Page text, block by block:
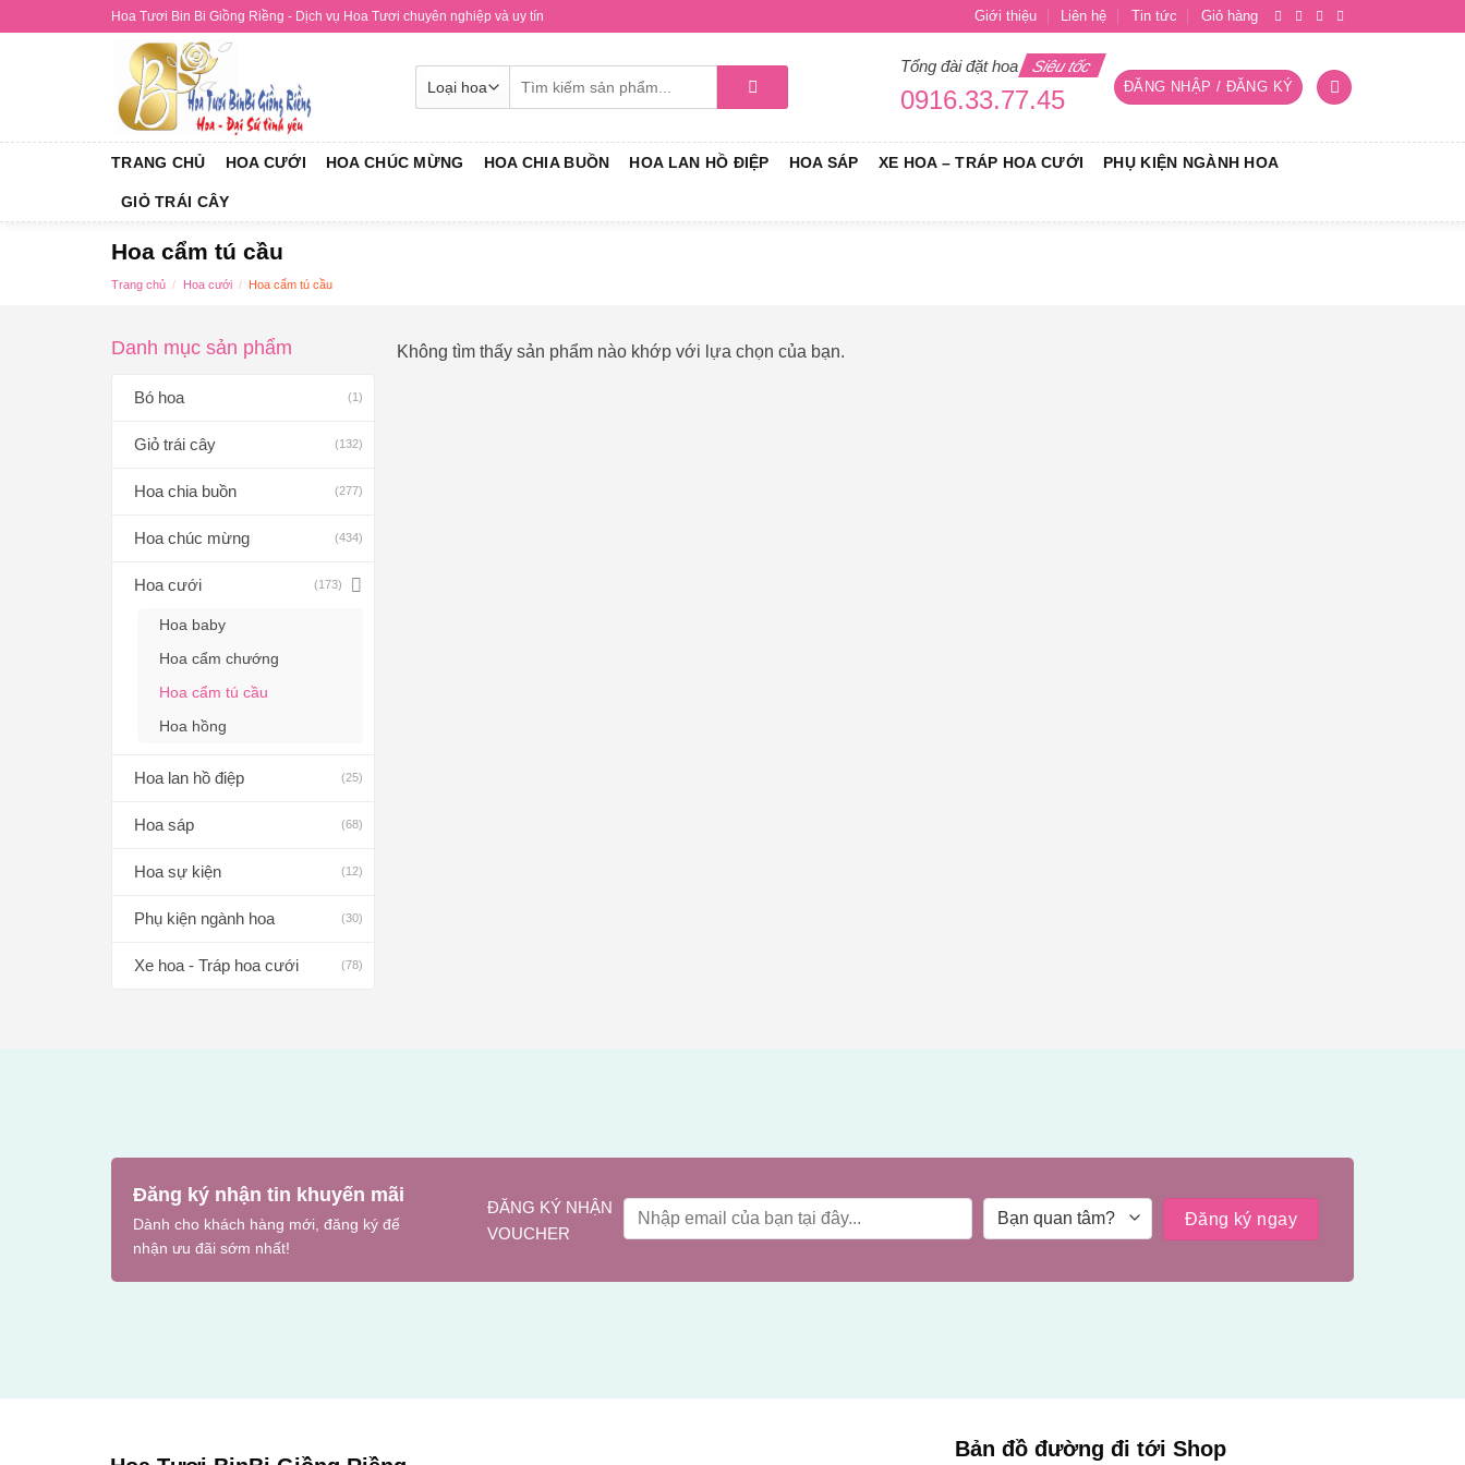
Hoa Tươi Bin Bi Giồng Riềng - Dịch vụ Hoa Tươi chuyên nghiệp và uy tín Giới thiệu Liên hệ Tin tức Giỏ hàng
kiếm:
Tổng đài đặt hoa Siêu tốc
0916.33.77.45 ĐĂNG NHẬP / ĐĂNG KÝ
TRANG CHỦ HOA CƯỚI HOA CHÚC MỪNG HOA CHIA BUỒN HOA LAN HỒ ĐIỆP HOA SÁP XE HOA – TRÁP HOA CƯỚI PHỤ KIỆN NGÀNH HOA
GIỎ TRÁI CÂY
Hoa cẩm tú cầu
Trang chủ / Hoa cưới / Hoa cẩm tú cầu
Danh mục sản phẩm
Bó hoa (1)
Giỏ trái cây (132)
Hoa chia buồn (277)
Hoa chúc mừng (434)
Hoa cưới (173)
Hoa baby
Hoa cẩm chướng
Hoa cẩm tú cầu
Hoa hồng
Hoa lan hồ điệp (25)
Hoa sáp (68)
Hoa sự kiện (12)
Phụ kiện ngành hoa (30)
Xe hoa - Tráp hoa cưới (78)
Không tìm thấy sản phẩm nào khớp với lựa chọn của bạn.
Đăng ký nhận tin khuyến mãi
Dành cho khách hàng mới, đăng ký để
nhận ưu đãi sớm nhất!
ĐĂNG KÝ NHẬN
VOUCHER
Bản đồ đường đi tới Shop